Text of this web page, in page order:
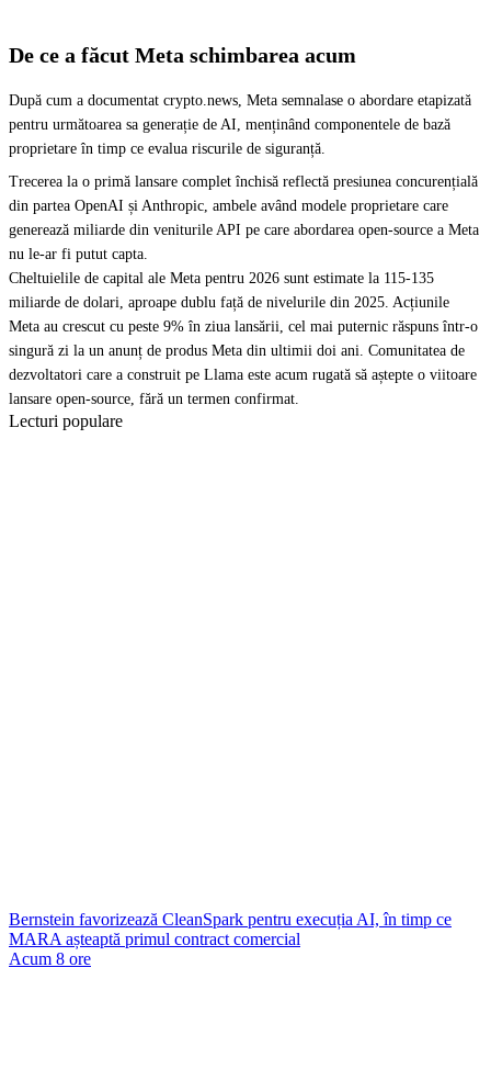
De ce a făcut Meta schimbarea acum
După cum a documentat crypto.news, Meta semnalase o abordare etapizată
pentru următoarea sa generație de AI, menținând componentele de bază
proprietare în timp ce evalua riscurile de siguranță.
Trecerea la o primă lansare complet închisă reflectă presiunea concurențială
din partea OpenAI și Anthropic, ambele având modele proprietare care
generează miliarde din veniturile API pe care abordarea open-source a Meta
nu le-ar fi putut capta.
Cheltuielile de capital ale Meta pentru 2026 sunt estimate la 115-135
miliarde de dolari, aproape dublu față de nivelurile din 2025. Acțiunile
Meta au crescut cu peste 9% în ziua lansării, cel mai puternic răspuns într-o
singură zi la un anunț de produs Meta din ultimii doi ani. Comunitatea de
dezvoltatori care a construit pe Llama este acum rugată să aștepte o viitoare
lansare open-source, fără un termen confirmat.
Lecturi populare
Bernstein favorizează CleanSpark pentru execuția AI, în timp ce
MARA așteaptă primul contract comercial
Acum 8 ore